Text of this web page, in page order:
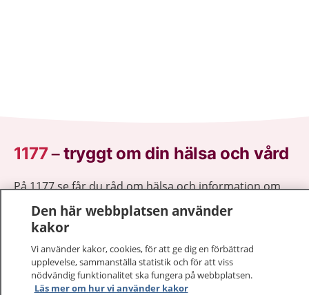
1177–tryggt om din hälsa och vård
På 1177.se får du råd om hälsa och information om
sjukdomar och vilka mottagningar du kan kontakta.
Logga in för att läsa din journal och göra dina
vårdärenden. Ring telefonnummer 1177 för
sjukvårdsrådgivning dygnet runt.
1177 ger dig råd när du vill må bättre.
Den här webbplatsen använder
kakor
Vi använder kakor, cookies, för att ge dig en förbättrad
upplevelse, sammanställa statistik och för att viss
nödvändig funktionalitet ska fungera på webbplatsen.
Läs mer om hur vi använder kakor